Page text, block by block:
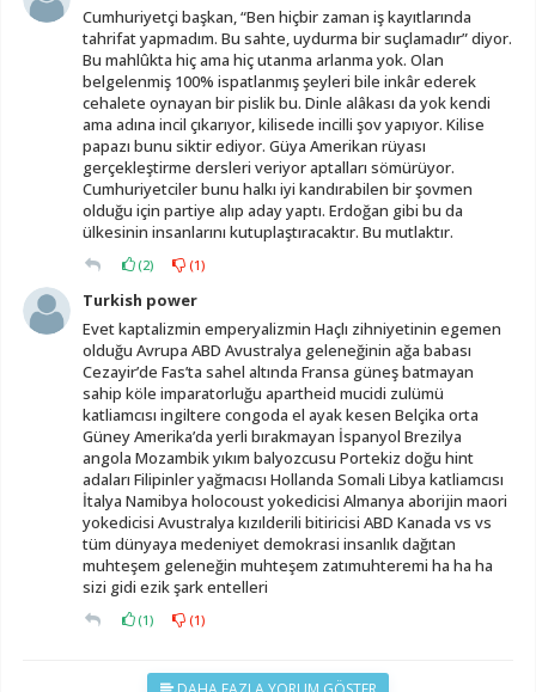
Cumhuriyetçi başkan, “Ben hiçbir zaman iş kayıtlarında
tahrifat yapmadım. Bu sahte, uydurma bir suçlamadır” diyor.
Bu mahlûkta hiç ama hiç utanma arlanma yok. Olan
belgelenmiş 100% ispatlanmış şeyleri bile inkâr ederek
cehalete oynayan bir pislik bu. Dinle alâkası da yok kendi
ama adına incil çıkarıyor, kilisede incilli şov yapıyor. Kilise
papazı bunu siktir ediyor. Güya Amerikan rüyası
gerçekleştirme dersleri veriyor aptalları sömürüyor.
Cumhuriyetciler bunu halkı iyi kandırabilen bir şovmen
olduğu için partiye alıp aday yaptı. Erdoğan gibi bu da
ülkesinin insanlarını kutuplaştıracaktır. Bu mutlaktır.
(2) (1)
Turkish power
Evet kaptalizmin emperyalizmin Haçlı zihniyetinin egemen
olduğu Avrupa ABD Avustralya geleneğinin ağa babası
Cezayir’de Fas’ta sahel altında Fransa güneş batmayan
sahip köle imparatorluğu apartheid mucidi zulümü
katliamcısı ingiltere congoda el ayak kesen Belçika orta
Güney Amerika’da yerli bırakmayan İspanyol Brezilya
angola Mozambik yıkım balyozcusu Portekiz doğu hint
adaları Filipinler yağmacısı Hollanda Somali Libya katliamcısı
İtalya Namibya holocoust yokedicisi Almanya aborijin maori
yokedicisi Avustralya kızılderili bitiricisi ABD Kanada vs vs
tüm dünyaya medeniyet demokrasi insanlık dağıtan
muhteşem geleneğin muhteşem zatımuhteremi ha ha ha
sizi gidi ezik şark entelleri
(1) (1)